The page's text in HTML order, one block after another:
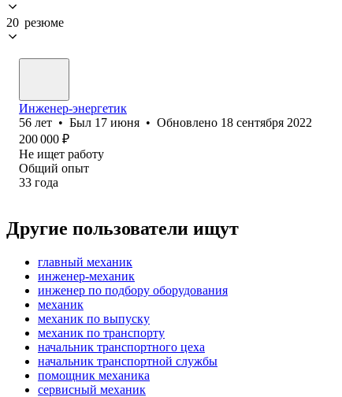
20 резюме
Инженер-энергетик
56 лет • Был 17 июня • Обновлено 18 сентября 2022
200 000 ₽
Не ищет работу
Общий опыт
33 года
Другие пользователи ищут
главный механик
инженер-механик
инженер по подбору оборудования
механик
механик по выпуску
механик по транспорту
начальник транспортного цеха
начальник транспортной службы
помощник механика
сервисный механик